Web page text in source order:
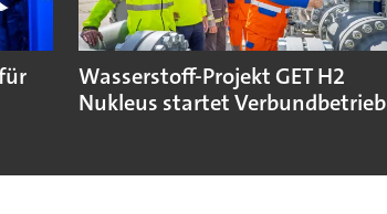
Wasserstoff-Projekt GET H2
Nukleus startet Verbundbetrieb